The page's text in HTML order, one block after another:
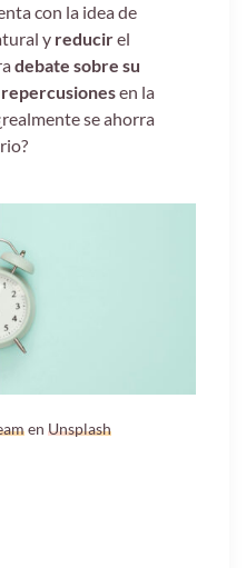
con la idea de
y reducirel
debate sobre su
en la
se ahorra
en Unsplash